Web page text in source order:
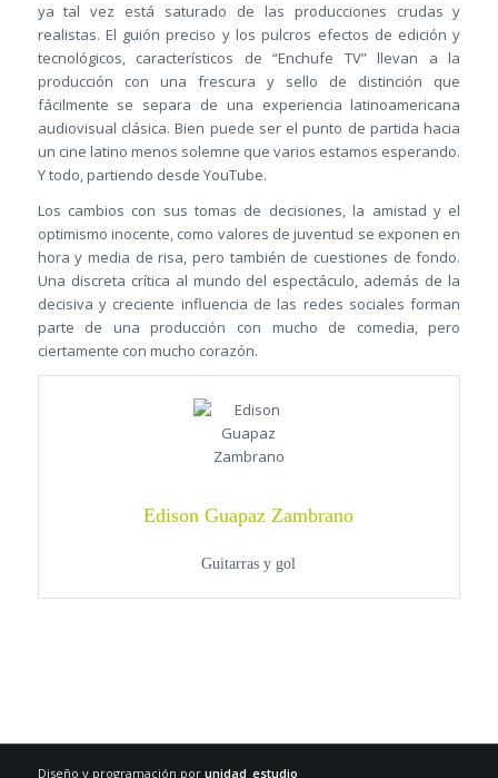
ya tal vez está saturado de las producciones crudas y
realistas. El guión preciso y los pulcros efectos de edición y
tecnológicos, característicos de “Enchufe TV” llevan a la
producción con una frescura y sello de distinción que
fácilmente se separa de una experiencia latinoamericana
audiovisual clásica. Bien puede ser el punto de partida hacia
un cine latino menos solemne que varios estamos esperando.
Y todo, partiendo desde YouTube.
Los cambios con sus tomas de decisiones, la amistad y el
optimismo inocente, como valores de juventud se exponen en
hora y media de risa, pero también de cuestiones de fondo.
Una discreta crítica al mundo del espectáculo, además de la
decisiva y creciente influencia de las redes sociales forman
parte de una producción con mucho de comedia, pero
ciertamente con mucho corazón.
Edison Guapaz Zambrano
Guitarras y gol
Diseño y programación por unidad_estudio